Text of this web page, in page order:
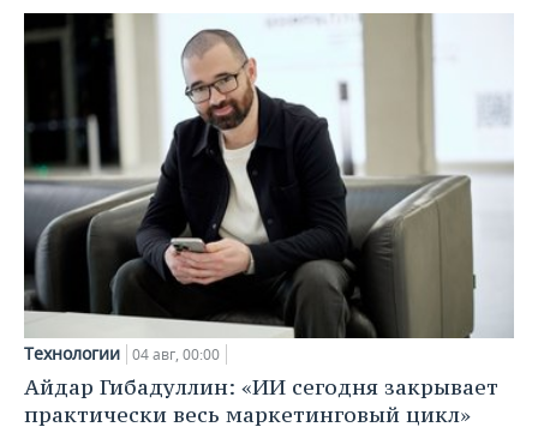
Технологии 04 авг, 00:00
Айдар Гибадуллин: «ИИ сегодня закрывает
практически весь маркетинговый цикл»